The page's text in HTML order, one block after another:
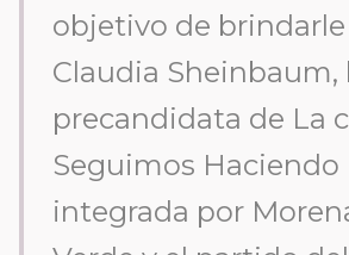
objetivo de brindarle
Claudia Sheinbaum,
precandidata de La
Seguimos Haciendo
integrada por